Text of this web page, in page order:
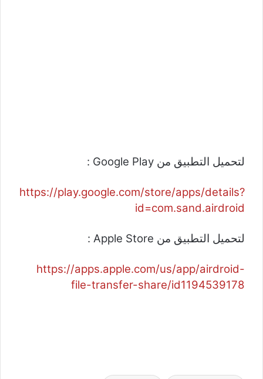
لتحميل التطبيق من Google Play :
https://play.google.com/store/apps/details?
id=com.sand.airdroid
لتحميل التطبيق من Apple Store :
https://apps.apple.com/us/app/airdroid-
file-transfer-share/id1194539178